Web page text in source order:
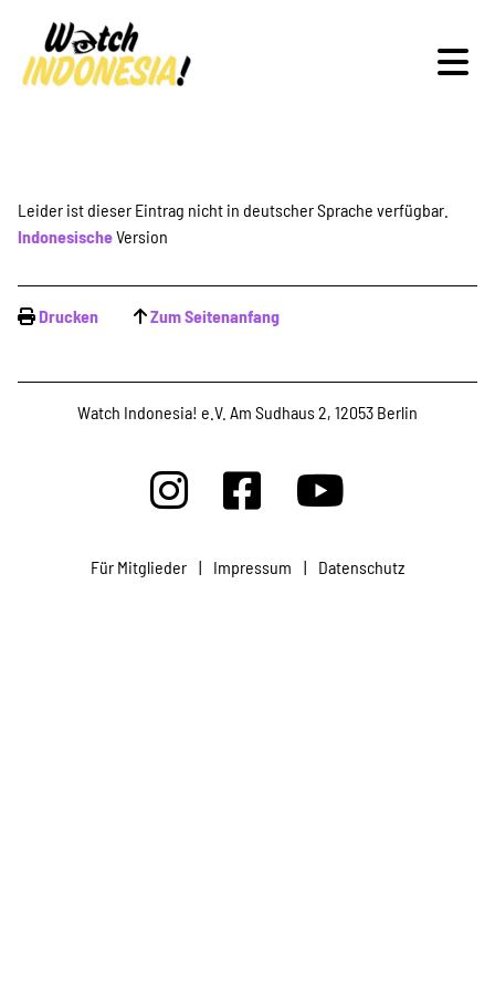
Schwerpunkte
Veranstaltungen
Publikationen
Projekte
Leider ist dieser Eintrag nicht in deutscher Sprache verfügbar.
IndonesischeVersion
Drucken Zum Seitenanfang
Watch Indonesia! e.V. Am Sudhaus 2, 12053 Berlin
Für Mitglieder | Impressum | Datenschutz